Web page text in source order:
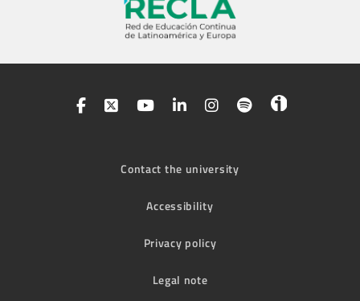
Contact the university
Accessibility
Privacy policy
Legal note